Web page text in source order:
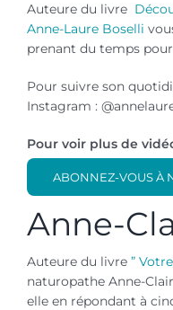
Auteure du livre
Anne-Laure Boselli
prenant du temps
Pour suivre son
Instagram :
Pour voir plus de
ABONNEZ-VOUS À
Anne-
Auteure du livre ”
naturopathe Anne-
elle en répondant à